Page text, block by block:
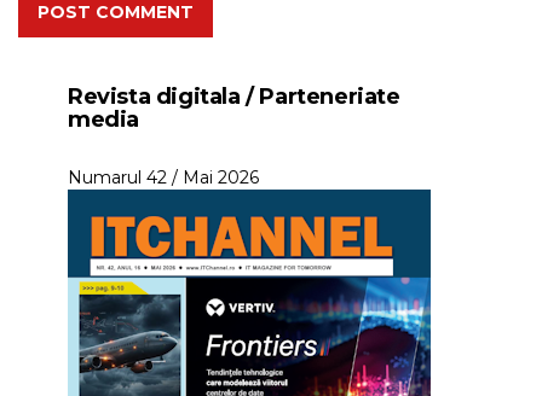
POST COMMENT
Revista digitala / Parteneriate
media
Numarul 42 / Mai 2026